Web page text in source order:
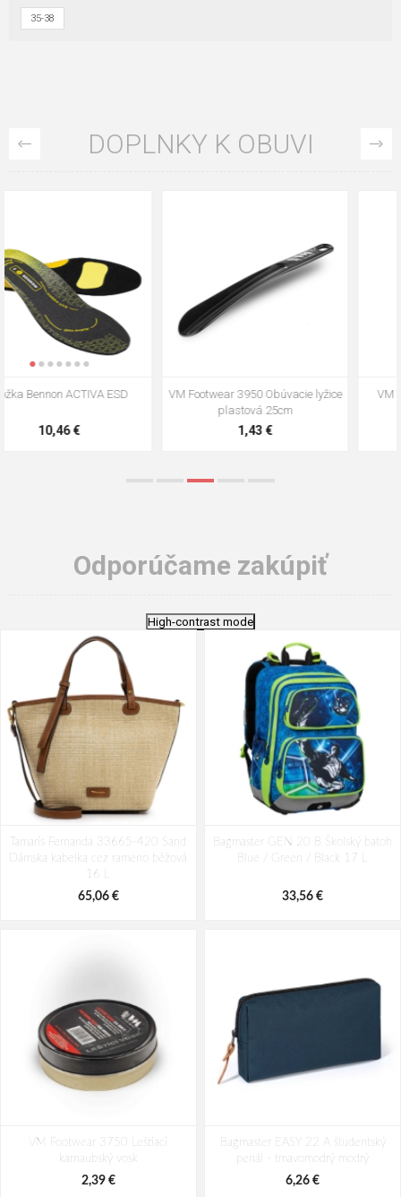
35-38
DOPLNKY K OBUVI
VM Footwear 3009 Vkladacia
VM Footwear 3102 Šnúrky ploché
Odporúčame zakúpiť
High-contrast mode
Tamaris Fernanda 33665-420 Sand
Dámska kabelka cez rameno béžová
16 L
65,06 €
Bagmaster GEN 20 B Školský batoh
Blue / Green / Black 17 L
33,56 €
VM Footwear 3750 Leštiaci
karnaubský vosk
2,39 €
Bagmaster EASY 22 A študentský
penál - tmavomodrý modrý
6,26 €